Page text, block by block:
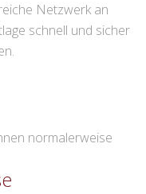
Netzwerk an
schnell und sicher
normalerweise